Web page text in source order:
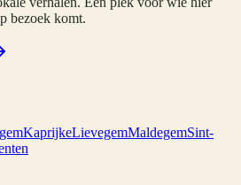
bezoek komt.
KaprijkeLievegemMaldegemSint-